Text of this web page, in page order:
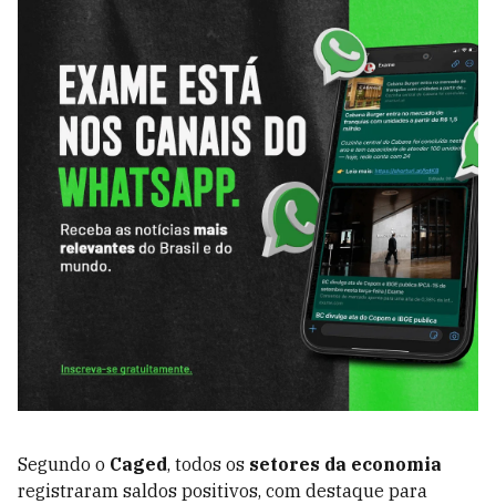
Segundo o Caged, todos os setores da economia
registraram saldos positivos, com destaque para